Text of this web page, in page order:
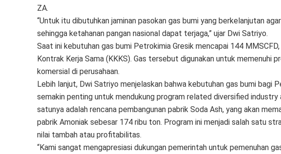
ZA.
“Untuk itu dibutuhkan jaminan pasokan gas bumi yang berkelanjutan
sehingga ketahanan pangan nasional dapat terjaga,” ujar Dwi Satriyo.
Saat ini kebutuhan gas bumi Petrokimia Gresik mencapai 144
Kontrak Kerja Sama (KKKS). Gas tersebut digunakan untuk memenuhi
komersial di perusahaan.
Lebih lanjut, Dwi Satriyo menjelaskan bahwa kebutuhan gas bumi bagi
semakin penting untuk mendukung program related diversified industry
satunya adalah rencana pembangunan pabrik Soda Ash, yang akan
pabrik Amoniak sebesar 174 ribu ton. Program ini menjadi salah satu
nilai tambah atau profitabilitas.
“Kami sangat mengapresiasi dukungan pemerintah untuk pemenuhan